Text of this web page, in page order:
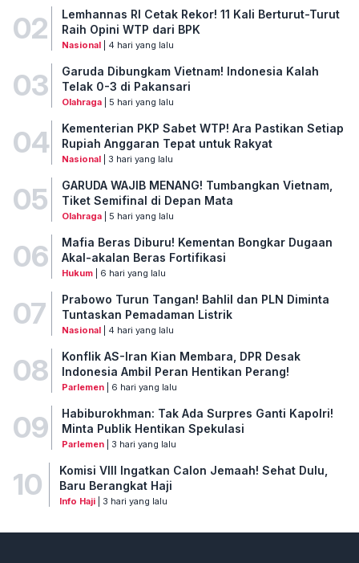
02
Lemhannas RI Cetak Rekor! 11 Kali Berturut-Turut
Raih Opini WTP dari BPK
Nasional| 4 hari yang lalu
03
Garuda Dibungkam Vietnam! Indonesia Kalah
Telak 0-3 di Pakansari
Olahraga| 5 hari yang lalu
04
Kementerian PKP Sabet WTP! Ara Pastikan Setiap
Rupiah Anggaran Tepat untuk Rakyat
Nasional| 3 hari yang lalu
05
GARUDA WAJIB MENANG! Tumbangkan Vietnam,
Tiket Semifinal di Depan Mata
Olahraga| 5 hari yang lalu
06
Mafia Beras Diburu! Kementan Bongkar Dugaan
Akal-akalan Beras Fortifikasi
Hukum| 6 hari yang lalu
07
Prabowo Turun Tangan! Bahlil dan PLN Diminta
Tuntaskan Pemadaman Listrik
Nasional| 4 hari yang lalu
08
Konflik AS-Iran Kian Membara, DPR Desak
Indonesia Ambil Peran Hentikan Perang!
Parlemen| 6 hari yang lalu
09
Habiburokhman: Tak Ada Surpres Ganti Kapolri!
Minta Publik Hentikan Spekulasi
Parlemen| 3 hari yang lalu
10
Komisi VIII Ingatkan Calon Jemaah! Sehat Dulu,
Baru Berangkat Haji
Info Haji| 3 hari yang lalu